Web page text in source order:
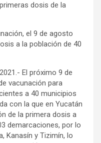
dosis de la
el 9 de agosto
a la población de 40
El próximo 9 de
vacunación para
a 40 municipios
con la que en Yucatán
de la primera dosis a
demarcaciones, por lo
Kanasín y Tizimín, lo